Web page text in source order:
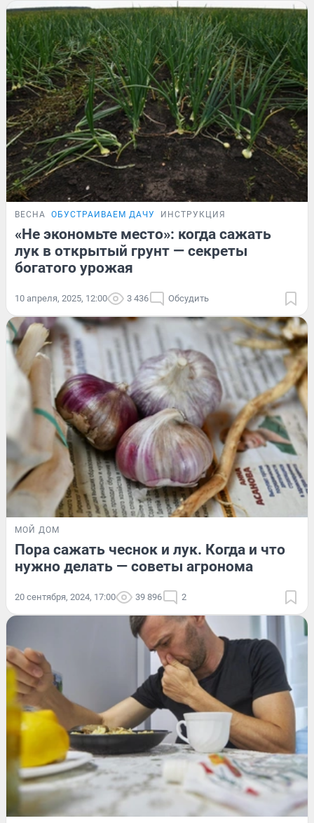
ВЕСНА ОБУСТРАИВАЕМ ДАЧУ ИНСТРУКЦИЯ
«Не экономьте место»: когда сажать
лук в открытый грунт — секреты
богатого урожая
10 апреля, 2025, 12:00 3 436 Обсудить
МОЙ ДОМ
Пора сажать чеснок и лук. Когда и что
нужно делать — советы агронома
20 сентября, 2024, 17:00 39 896 2